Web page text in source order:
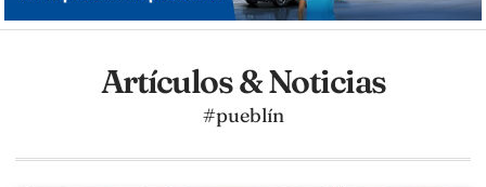
Artículos & Noticias
#pueblín